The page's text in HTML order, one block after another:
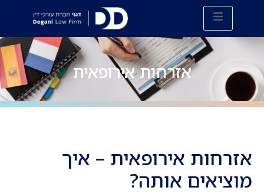
אזרחות אירופאית
אזרחות אירופאית – איך
מוציאים אותה?